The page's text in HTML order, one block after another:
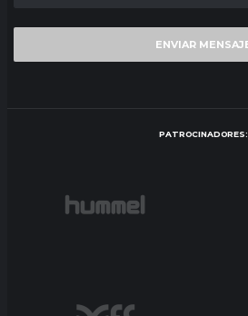
PATROCINADORES: